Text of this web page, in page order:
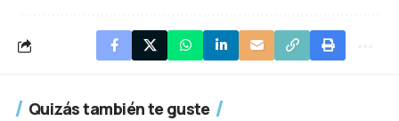
Quizás también te guste